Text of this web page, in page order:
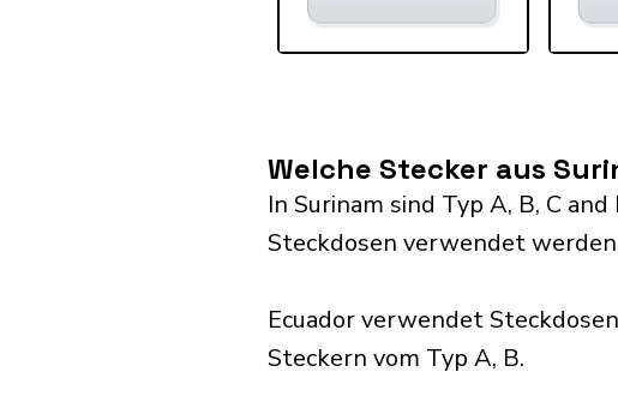
Welche Stecker aus
In Surinam sind Typ A, B, C and
Steckdosen verwendet
Ecuador verwendet
Steckern vom Typ A, B.